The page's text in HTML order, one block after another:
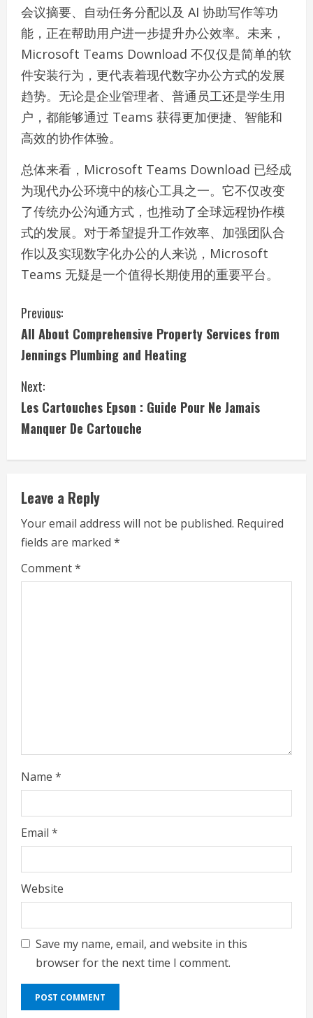
会议摘要、自动任务分配以及 AI 协助写作等功
能，正在帮助用户进一步提升办公效率。未来，
Microsoft Teams Download 不仅仅是简单的软
件安装行为，更代表着现代数字办公方式的发展
趋势。无论是企业管理者、普通员工还是学生用
户，都能够通过 Teams 获得更加便捷、智能和
高效的协作体验。
总体来看，Microsoft Teams Download 已经成
为现代办公环境中的核心工具之一。它不仅改变
了传统办公沟通方式，也推动了全球远程协作模
式的发展。对于希望提升工作效率、加强团队合
作以及实现数字化办公的人来说，Microsoft
Teams 无疑是一个值得长期使用的重要平台。
C
o
n
t
i
n
u
e
R
e
Previous:
All About Comprehensive Property Services from
Jennings Plumbing and Heating
Next:
Les Cartouches Epson : Guide Pour Ne Jamais
Manquer De Cartouche
Leave a Reply
Your email address will not be published. Required
fields are marked *
Comment*
Name *
Email *
Website
Save my name, email, and website in this
browser for the next time I comment.